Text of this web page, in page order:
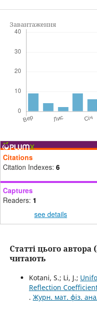
Завантаження
Citations
Citation Indexes: 6
Captures
Readers: 1
see details
Статті цього автора
читають
Kotani, S.; Li, J.;
Reflection
. Журн. мат. фіз.